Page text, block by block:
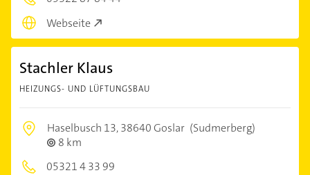
Webseite
Stachler Klaus
HEIZUNGS- UND LÜFTUNGSBAU
Haselbusch 13,38640 Goslar (Sudmerberg)
8 km
05321 4 33 99